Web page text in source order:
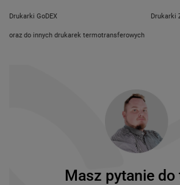
Drukarki GoDEX Drukarki
oraz do innych drukarek termotransferowych
Masz pytanie do